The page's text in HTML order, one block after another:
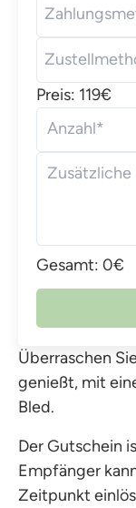
Überraschen
genießt, mit
Bled.
Der Gutschein
Empfänger
Zeitpunkt
Preis: 119€
Anzahl*
Gesamt: 0€